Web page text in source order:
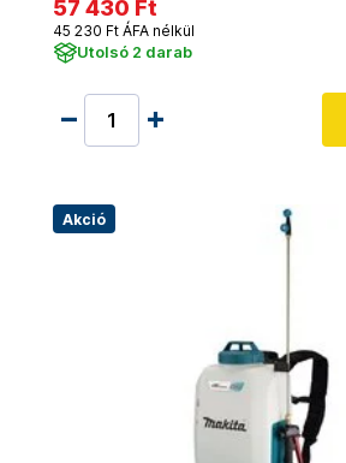
57 430 Ft
45 230 Ft ÁFA nélkül
Utolsó 2 darab
Akció